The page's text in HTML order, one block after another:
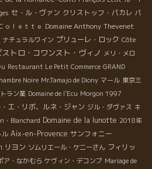
セ・ル・ヴァン クリストッフ・パカレ パ
ｌｅｔｔｅ Domaine Anthony Thevenet
ナチュラルワイン プリューレ・ロック Côte
ストロ・コワンスト・ヴィノ メリ・メロ
Restaurant Le Petit Commerce GRAND
Noire Mr.Tamajo de Diony マール 東京三
ラン業 Domaine de l'Ecu Morgon 1997
エ・リボ、ルネ・ジャン ジル・ダヴァス キ
・Blanchard Domaine de la lunotte 2018年
ル Aix-en-Provence サンフォニー
リヨン ソムリエール・ケニーさん フィリッ
ア・なかむら ケヴィン・デコンブ Mariage de